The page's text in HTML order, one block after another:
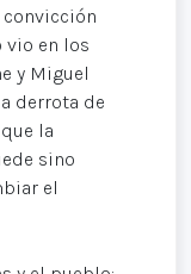
convicción
vio en los
y Miguel
derrota de
la
sino
el